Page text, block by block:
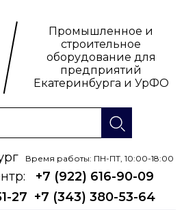
Промышленное и
строительное
оборудование для
предприятий
Екатеринбурга и УрФО
Время работы: ПН-ПТ, 10:00-18:00
+7 (922) 616-90-09
27 +7 (343) 380-53-64